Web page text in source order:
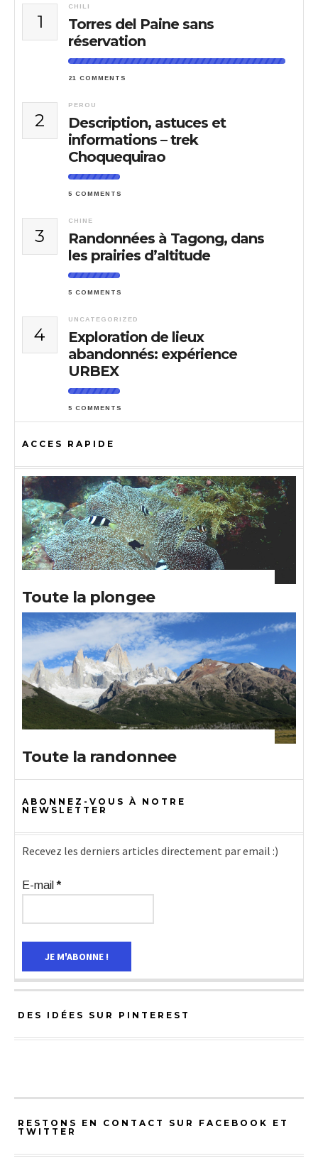
1
CHILI
Torres del Paine sans
réservation
21 COMMENTS
2
PEROU
Description, astuces et
informations – trek
Choquequirao
5 COMMENTS
3
CHINE
Randonnées à Tagong, dans
les prairies d’altitude
5 COMMENTS
4
UNCATEGORIZED
Exploration de lieux
abandonnés: expérience
URBEX
5 COMMENTS
ACCES RAPIDE
Toute la plongee
Toute la randonnee
ABONNEZ-VOUS À NOTRE
NEWSLETTER
Recevez les derniers articles directement par email :)
E-mail*
DES IDÉES SUR PINTEREST
RESTONS EN CONTACT SUR FACEBOOK ET
TWITTER